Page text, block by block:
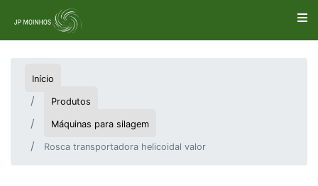
Início
Produtos
Máquinas para silagem
Rosca transportadora helicoidal valor